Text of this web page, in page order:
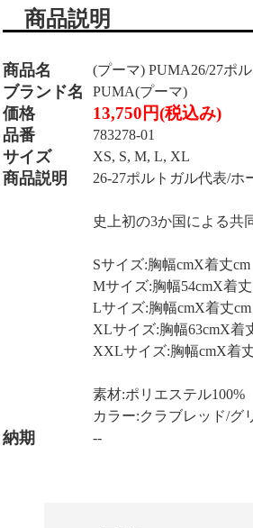
商品説明
商品名 (プーマ) PUMA26/27ポ
ブランド名 PUMA(プーマ)
価格 13,750円(税込み)
品番 783278-01
サイズ XS, S, M, L, XL
商品説明 26-27ポルトガル代表/ホ
史上初の3か国による共
Sサイズ:胸幅cmX着丈cm
Mサイズ:胸幅54cmX着丈
Lサイズ:胸幅cmX着丈cm
XLサイズ:胸幅63cmX着
XXLサイズ:胸幅cmX着
素材:ポリエステル100%
カラー:クラブレッド/グ
納期 --